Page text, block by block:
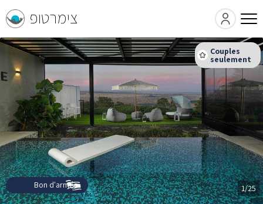
צימרטופ
1/25
Bon d'armée